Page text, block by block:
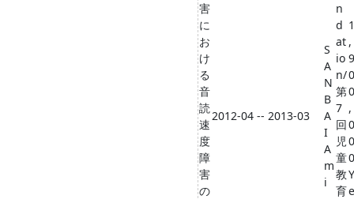
害
に
お
け
る
音
読
速
度
障
害
の
2012-04 -- 2013-03
S
A
N
B
A
I
A
m
i
n
d
at
io
n/
第
7
回
児
童
教
育
1
,
9
0
0
,
0
0
0
Y
e